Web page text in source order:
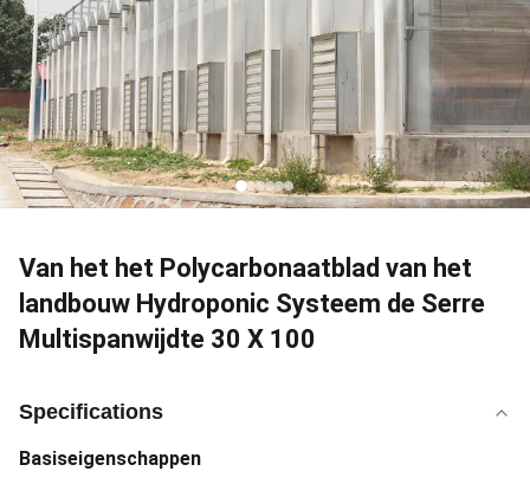
Van het het Polycarbonaatblad van het
landbouw Hydroponic Systeem de Serre
Multispanwijdte 30 X 100
Specifications
Basiseigenschappen